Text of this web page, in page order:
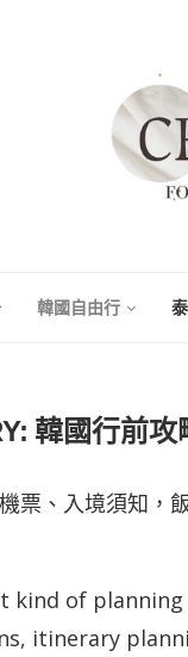
韓國自由行
韓國行前攻
票、入境須知，
of planning
itinerary